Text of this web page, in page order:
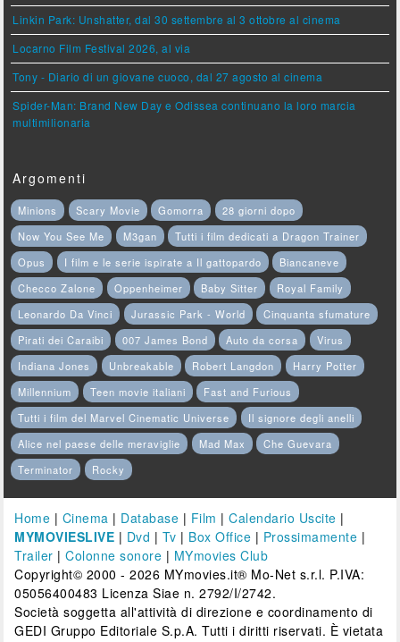
Linkin Park: Unshatter, dal 30 settembre al 3 ottobre al cinema
Locarno Film Festival 2026, al via
Tony - Diario di un giovane cuoco, dal 27 agosto al cinema
Spider-Man: Brand New Day e Odissea continuano la loro marcia
multimilionaria
Argomenti
Minions Scary Movie Gomorra
28 giorni dopo
Now You See Me
M3gan
Tutti i film dedicati a Dragon Trainer
Opus
I film e le serie ispirate a Il gattopardo
Biancaneve
Checco Zalone
Oppenheimer Baby Sitter
Royal Family
Leonardo Da Vinci
Jurassic Park - World
Cinquanta sfumature
Pirati dei Caraibi
007 James Bond Auto da corsa
Virus
Indiana Jones
Unbreakable Robert Langdon
Harry Potter
Millennium
Teen movie italiani
Fast and Furious
Tutti i film del Marvel Cinematic Universe
Il signore degli anelli
Alice nel paese delle meraviglie
Mad Max
Che Guevara
Terminator
Rocky
Home | Cinema | Database | Film |Calendario Uscite |
MYMOVIESLIVE | Dvd | Tv | Box Office | Prossimamente |
Trailer |Colonne sonore | MYmovies Club
Copyright© 2000 - 2026 MYmovies.it® Mo-Net s.r.l. P.IVA:
05056400483 Licenza Siae n. 2792/I/2742.
Società soggetta all'attività di direzione e coordinamento di
GEDI Gruppo Editoriale S.p.A. Tutti i diritti riservati. È vietata